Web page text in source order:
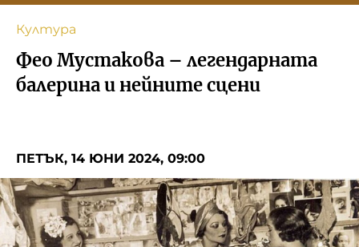
Музика
Спорт
Съвет за електронни медии
БНР
БНР Новини
Детското.БНР
Култура
Фео Мустакова – легендарната
балерина и нейните сцени
ПЕТЪК, 14 ЮНИ 2024, 09:00